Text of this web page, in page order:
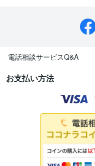
電話相談サービスQ&A
お支払い方法